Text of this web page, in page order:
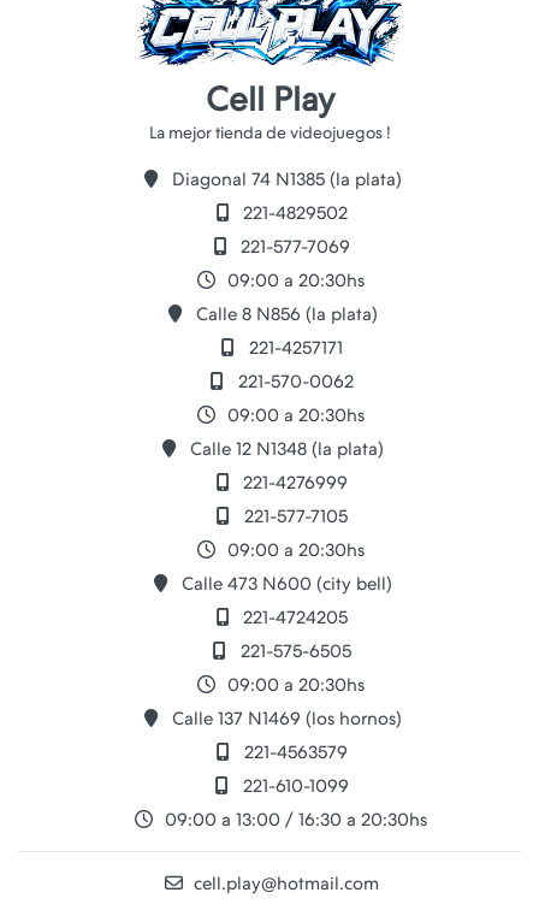
Cell Play
Diagonal 74 N1385 (la plata)
221-4829502
221-577-7069
09:00 a 20:30hs
Calle 8 N856 (la plata)
221-4257171
221-570-0062
09:00 a 20:30hs
Calle 12 N1348 (la plata)
221-4276999
221-577-7105
09:00 a 20:30hs
Calle 473 N600 (city bell)
221-4724205
221-575-6505
09:00 a 20:30hs
Calle 137 N1469 (los hornos)
221-4563579
221-610-1099
09:00 a 13:00 / 16:30 a 20:30hs
cell.play@hotmail.com